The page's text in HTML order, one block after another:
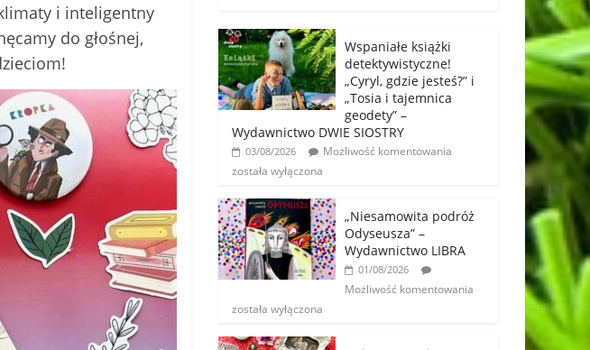
i inteligentny
do głośnej,
Wspaniałe książki
detektywistyczne!
„Cyryl, gdzie jesteś?” i
„Tosia i tajemnica
geodety” –
Wydawnictwo DWIE SIOSTRY
03/08/2026
Możliwość komentowania
została wyłączona
„Niesamowita podróż
Odyseusza” –
Wydawnictwo LIBRA
01/08/2026
Możliwość komentowania
została wyłączona